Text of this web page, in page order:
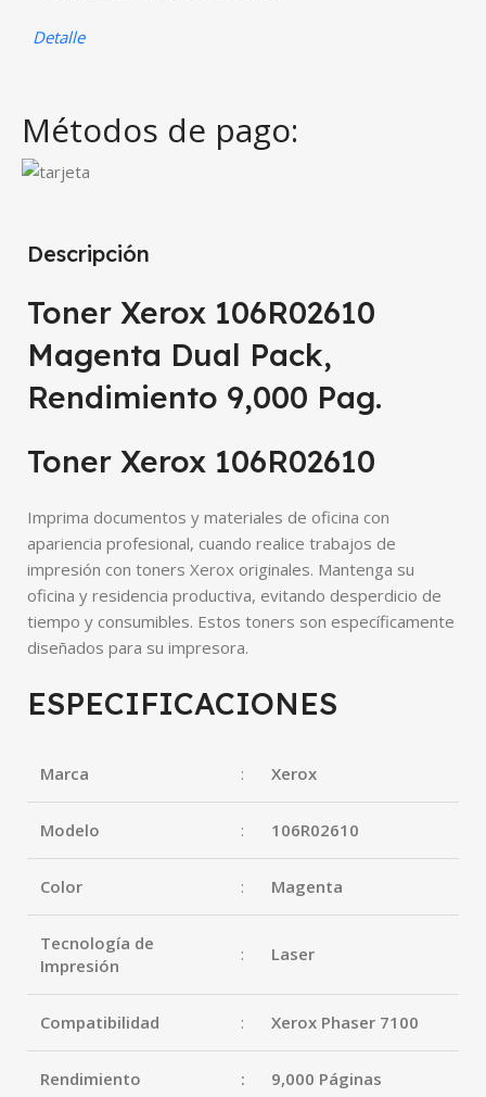
Detalle
Métodos de pago:
Descripción
Toner Xerox 106R02610
Magenta Dual Pack,
Rendimiento 9,000 Pag.
Toner Xerox 106R02610
Imprima documentos y materiales de oficina con
apariencia profesional, cuando realice trabajos de
impresión con toners Xerox originales. Mantenga su
oficina y residencia productiva, evitando desperdicio de
tiempo y consumibles. Estos toners son específicamente
diseñados para su impresora.
ESPECIFICACIONES
Marca : Xerox
Modelo : 106R02610
Color : Magenta
Tecnología de
Impresión
: Laser
Compatibilidad : Xerox Phaser 7100
Rendimiento : 9,000 Páginas